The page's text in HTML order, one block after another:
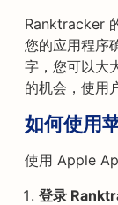
Ranktracker
您的应用程序
字，您可以大
的机会，使用
如何使用
使用 Apple
登录